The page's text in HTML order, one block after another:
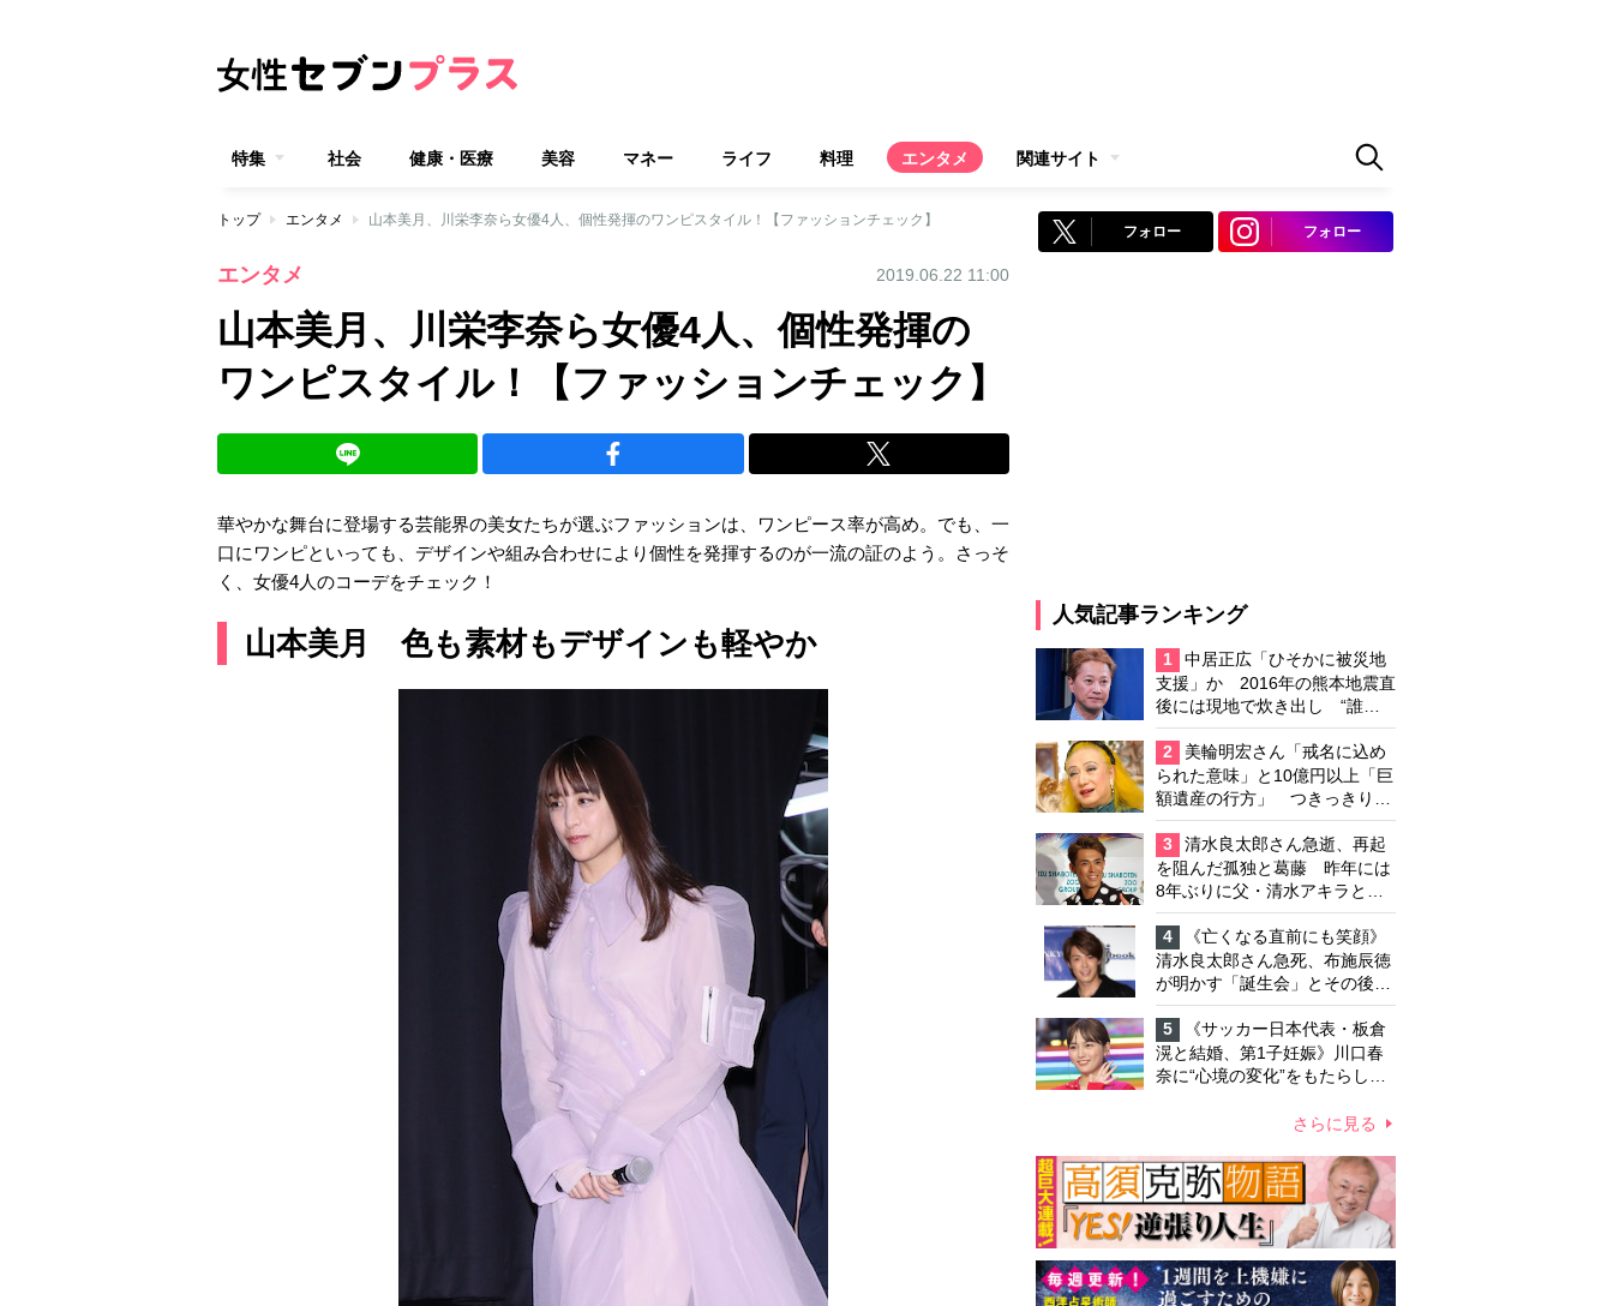
特集 社会 健康・医療 美容 マネー ライフ 料理 エンタメ 関連サイト
トップ エンタメ 山本美月、川栄李奈ら女優4人、個性発揮のワンピスタイル！【ファッションチェック】
エンタメ 2019.06.22 11:00
山本美月、川栄李奈ら女優4人、個性発揮の
ワンピスタイル！【ファッションチェック】
華やかな舞台に登場する芸能界の美女たちが選ぶファッションは、ワンピース率が高め。でも、一
口にワンピといっても、デザインや組み合わせにより個性を発揮するのが一流の証のよう。さっそ
く、女優4人のコーデをチェック！
山本美月 色も素材もデザインも軽やか
フォロー フォロー
人気記事ランキング
1
中居正広「ひそかに被災地
支援」か 2016年の熊本地震直
後には現地で炊き出し “誰に
も知られなくて良い”と、むし
ろ強まる福祉活動への思い
2
美輪明宏さん「戒名に込め
られた意味」と10億円以上「巨
額遺産の行方」 つきっきりで
私生活をサポートしていた元俳
優が相続か
3
清水良太郎さん急逝、再起
を阻んだ孤独と葛藤 昨年には
8年ぶりに父・清水アキラと共
演、本格的な活動再開に向かっ
ていたが…周囲が懸念していた
「不安定なところ」
4
《亡くなる直前にも笑顔》
清水良太郎さん急死、布施辰徳
が明かす「誕生会」とその後の
メッセージ
5
《サッカー日本代表・板倉
滉と結婚、第1子妊娠》川口春
奈に“心境の変化”をもたらした
って「がんに蝕まれる母」を演
さらに見る